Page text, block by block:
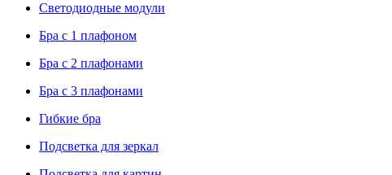
Светодиодные модули
Бра с 1 плафоном
Бра с 2 плафонами
Бра с 3 плафонами
Гибкие бра
Подсветка для зеркал